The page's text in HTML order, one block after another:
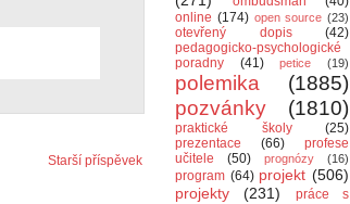
Starší příspěvek
online (174) open source (23)
otevřený dopis
(42)
pedagogicko-psychologické
poradny
(41) petice (19)
polemika
(1885)
pozvánky
(1810)
praktické školy
(25)
prezentace
(66)
profese
učitele
(50) prognózy (16)
program (64) projekt (506)
projekty
(231)
práce s